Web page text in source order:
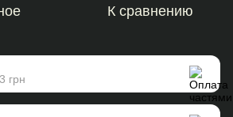
К сравнению
грн